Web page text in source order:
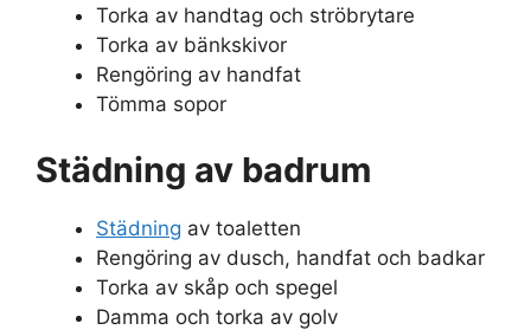
Torka av handtag och ströbrytare
Torka av bänkskivor
Rengöring av handfat
Tömma sopor
Städning av badrum
Städning av toaletten
Rengöring av dusch, handfat och badkar
Torka av skåp och spegel
Damma och torka av golv